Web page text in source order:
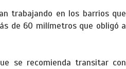
trabajando en los barrios que
de 60 milímetros que obligó a
se recomienda transitar con